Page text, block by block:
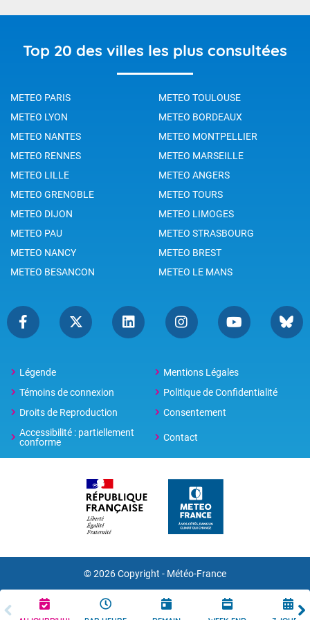
Top 20 des villes les plus consultées
METEO PARIS
METEO TOULOUSE
METEO LYON
METEO BORDEAUX
METEO NANTES
METEO MONTPELLIER
METEO RENNES
METEO MARSEILLE
METEO LILLE
METEO ANGERS
METEO GRENOBLE
METEO TOURS
METEO DIJON
METEO LIMOGES
METEO PAU
METEO STRASBOURG
METEO NANCY
METEO BREST
METEO BESANCON
METEO LE MANS
Légende
Mentions Légales
Témoins de connexion
Politique de Confidentialité
Droits de Reproduction
Consentement
Accessibilité : partiellement
conforme
Contact
© 2026 Copyright - Météo-France